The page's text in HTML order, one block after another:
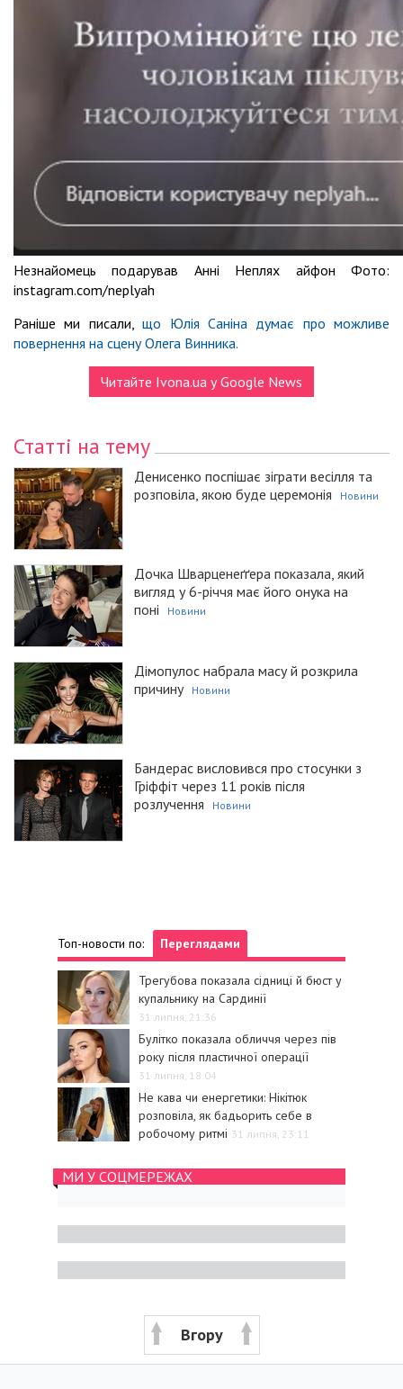
Незнайомець подарував Анні Неплях айфон Фото:
instagram.com/neplyah
Раніше ми писали,що Юлія Саніна думає про можливе
повернення на сцену Олега Винника.
Читайте Ivona.ua у Google News
Статті на тему
Денисенко поспішає зіграти весілля та
розповіла, якою буде церемонія
Новини
Дочка Шварценеґґера показала, який
вигляд у 6-річчя має його онука на
поні
Новини
Дімопулос набрала масу й розкрила
причину
Новини
Бандерас висловився про стосунки з
Гріффіт через 11 років після
розлучення
Новини
Топ-новости по: Переглядами
Трегубова показала сідниці й бюст у
купальнику на Сардинії
31 липня, 21:36
Булітко показала обличчя через пів
року після пластичної операції
31 липня, 18:04
Не кава чи енергетики: Нікітюк
розповіла, як бадьорить себе в
робочому ритмі 31 липня, 23:11
МИ У СОЦМЕРЕЖАХ
Вгору